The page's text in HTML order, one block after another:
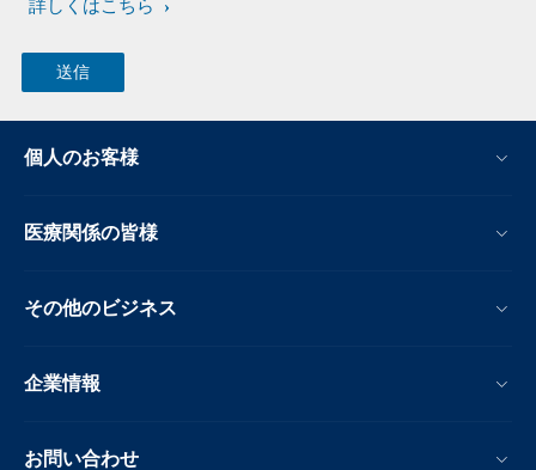
詳しくはこちら
個人のお客様
医療関係の皆様
その他のビジネス
企業情報
お問い合わせ